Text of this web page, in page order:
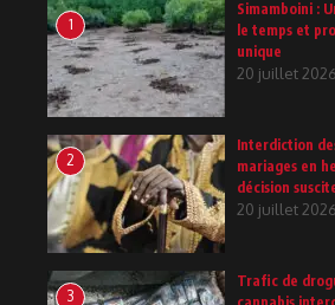
1
Simamboini :
le temps et
unique
20 juillet 2026
2
Interdiction
mariages en
décision
20 juillet 2026
3
Trafic de